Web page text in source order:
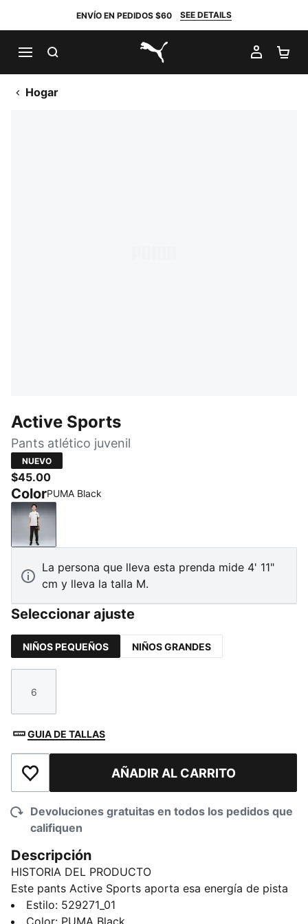
ENVÍO EN PEDIDOS $60 SEE DETAILS
PUMA.com
MI
Hogar
Active Sports
Pants atlético juvenil
NUEVO
$45.00
ColorPUMA Black
PUMA Black
La persona que lleva esta prenda mide 4' 11"
cm y lleva la talla M.
Seleccionar ajuste
NIÑOS PEQUEÑOS NIÑOS GRANDES
Talla
6
GUIA DE TALLAS
Añadir a la lista de deseosAÑADIR AL CARRITO
Devoluciones gratuitas en todos los pedidos que
califiquen
Descripción
HISTORIA DEL PRODUCTO
Este pants Active Sports aporta esa energía de pista
a tu rutina diaria. La tecnología dryCELL te ayuda a
mantenerte fresco y concentrado, con un guiño a la
Estilo: 529271_01
Color: PUMA Black